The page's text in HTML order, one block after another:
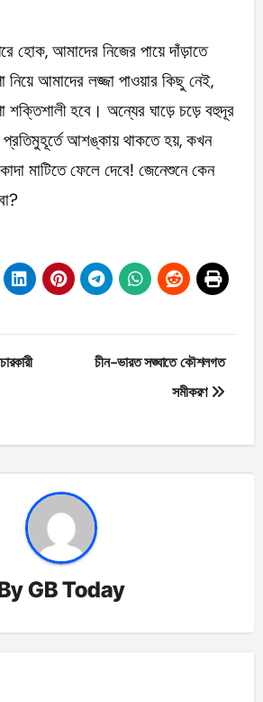
হোক, আমাদের নিজের পায়ে দাঁড়াতে
আমাদের লজ্জা পাওয়ার কিছু নেই,
শক্তিশালী হবে। অন্যের ঘাড়ে চড়ে বহুদূর
প্রতিমুহূর্তে আশঙ্কায় থাকতে হয়, কখন
মাটিতে ফেলে দেবে! জেনেশুনে কেন
চীন-ভারত সঙ্ঘাতে কৌশলগত
সমীকরণ
GB Today